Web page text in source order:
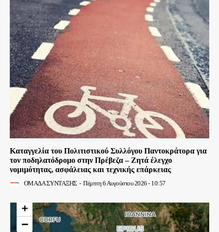
Καταγγελία του Πολιτιστικού Συλλόγου Παντοκράτορα για
τον ποδηλατόδρομο στην Πρέβεζα – Ζητά έλεγχο
νομιμότητας, ασφάλειας και τεχνικής επάρκειας
ΟΜΑΔΑ ΣΥΝΤΑΞΗΣ - Πέμπτη 6 Αυγούστου 2026 - 10:57